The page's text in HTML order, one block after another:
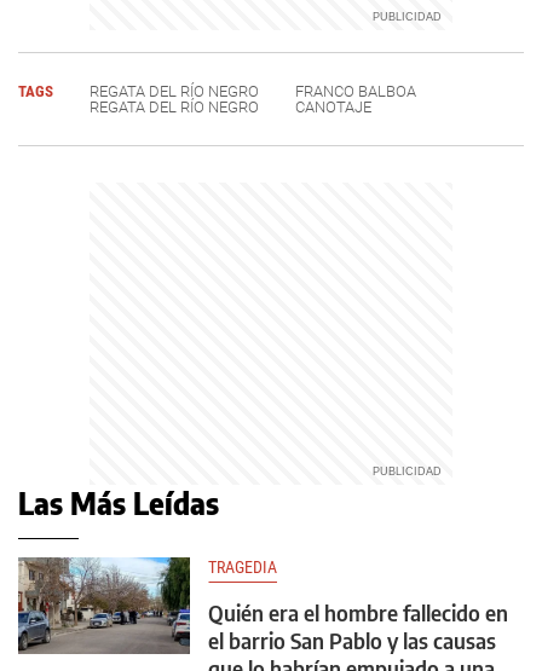
TAGS REGATA DEL RÍO NEGRO
FRANCO BALBOA
REGATA DEL RÍO NEGRO
CANOTAJE
Las Más Leídas
TRAGEDIA
Quién era el hombre fallecido en
el barrio San Pablo y las causas